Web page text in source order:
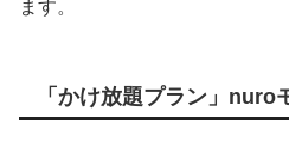
ます。
「かけ放題プラン」nuro